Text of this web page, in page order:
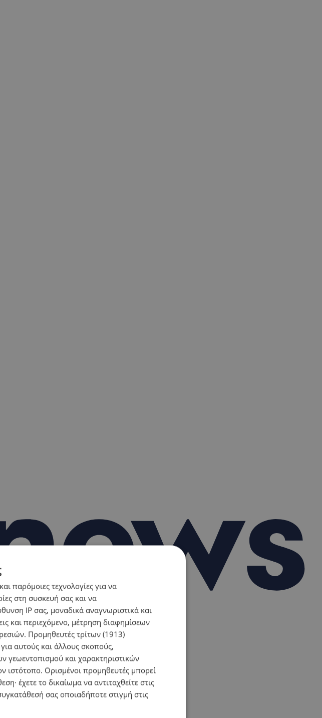
για μια θέση στάθμευσης
παρόμοιες τεχνολογίες για να
στη συσκευή σας και να
IP σας, μοναδικά αναγνωριστικά και
και περιεχόμενο, μέτρηση διαφημίσεων
Προμηθευτές τρίτων (1913)
αυτούς και άλλους σκοπούς,
γεωεντοπισμού και χαρακτηριστικών
ιστότοπο. Ορισμένοι προμηθευτές μπορεί
έχετε το δικαίωμα να αντιταχθείτε στις
σας οποιαδήποτε στιγμή στις